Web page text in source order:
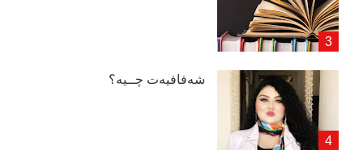
شەفافیەت چــیە؟